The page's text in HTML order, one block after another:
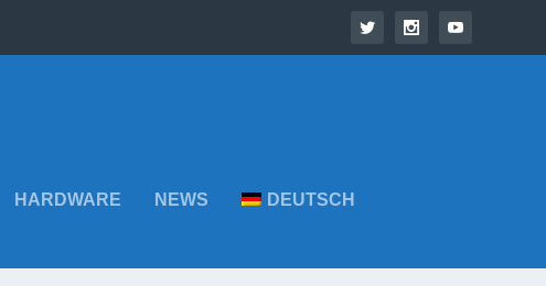
HARDWARE NEWS DEUTSCH